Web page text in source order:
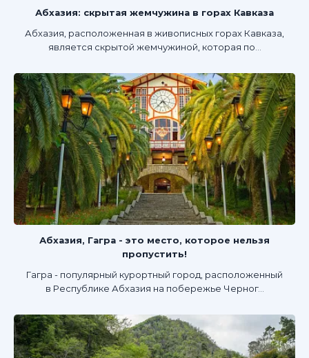
Абхазия: скрытая жемчужина в горах Кавказа
Абхазия, расположенная в живописных горах Кавказа,
является скрытой жемчужиной, которая по...
Абхазия, Гагра - это место, которое нельзя
пропустить!
Гагра - популярный курортный город, расположенный
в Республике Абхазия на побережье Черног...